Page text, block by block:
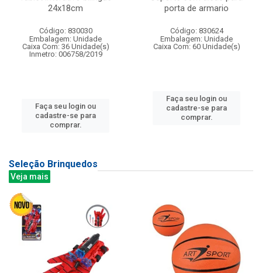
24x18cm
Código: 830030
Embalagem: Unidade
Caixa Com: 36 Unidade(s)
Inmetro: 006758/2019
Faça seu login ou
cadastre-se para
comprar.
porta de armario
Código: 830624
Embalagem: Unidade
Caixa Com: 60 Unidade(s)
Faça seu login ou
cadastre-se para
comprar.
Seleção Brinquedos
Veja mais